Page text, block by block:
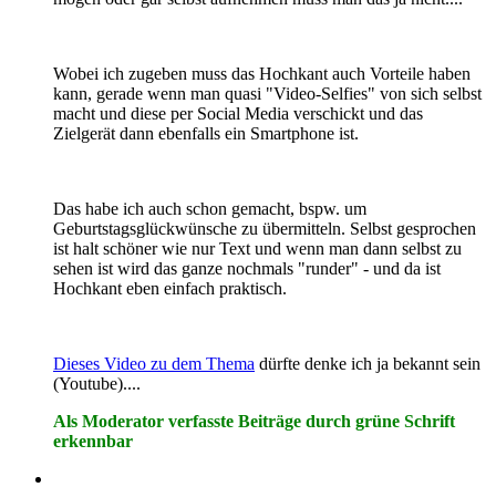
Wobei ich zugeben muss das Hochkant auch Vorteile haben
kann, gerade wenn man quasi "Video-Selfies" von sich selbst
macht und diese per Social Media verschickt und das
Zielgerät dann ebenfalls ein Smartphone ist.
Das habe ich auch schon gemacht, bspw. um
Geburtstagsglückwünsche zu übermitteln. Selbst gesprochen
ist halt schöner wie nur Text und wenn man dann selbst zu
sehen ist wird das ganze nochmals "runder" - und da ist
Hochkant eben einfach praktisch.
Dieses Video zu dem Thema dürfte denke ich ja bekannt sein
(Youtube)....
Als Moderator verfasste Beiträge durch grüne Schrift
erkennbar